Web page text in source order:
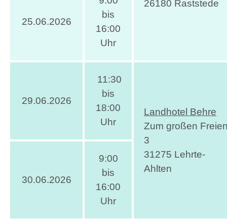
26180 Raststede
25.06.2026
bis
16:00
Uhr
29.06.2026
11:30
bis
18:00
Uhr
Landhotel Behre
Zum großen
3
31275 Lehrte-
Ahlten
30.06.2026
9:00
bis
16:00
Uhr